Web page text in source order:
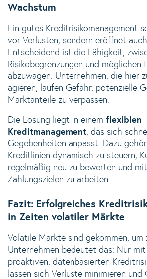
Wachstum
Ein gutes Kreditrisikomanagement
vor Verlusten, sondern eröffnet
Entscheidend ist die Fähigkeit,
Risikobegrenzungen und möglichen
abzuwägen. Unternehmen, die hier
agieren, laufen Gefahr, potenzielle
Marktanteile zu verpassen.
Die Lösung liegt in einem flexiblen
Kreditmanagement, das sich
Gegebenheiten anpasst. Dazu
Kreditlinien dynamisch zu steuern,
regelmäßig neu zu bewerten und
Zahlungszielen zu arbeiten.
Fazit: Erfolgreiches
in Zeiten volatiler Märkte
Volatile Märkte sind gekommen, um
Unternehmen bedeutet das: Nur mit
proaktiven, datenbasierten
lassen sich Verluste minimieren und